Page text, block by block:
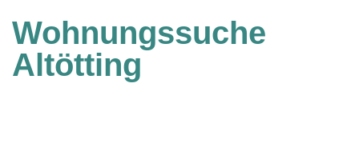
Wohnungssuche
Altötting